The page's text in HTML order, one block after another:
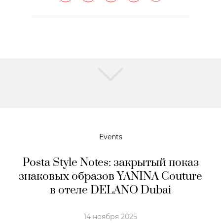
Events
Posta Style Notes: закрытый показ
знаковых образов YANINA Couture
в отеле DELANO Dubai
14 ноября 2025